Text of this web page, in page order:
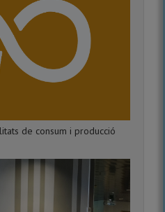
de consum i producció